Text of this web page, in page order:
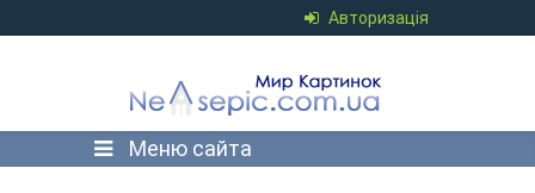
Авторизація
Меню сайта